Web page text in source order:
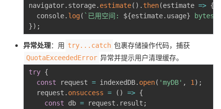
navigator. storage. estimate( ) . then(estimate => {
  console
. log( ` 已用空间: ${estimate. usage} bytes,
}) ;
异常处理：用 try...catch 包裹存储操作代码，捕获
QuotaExceededError 异常并提示用户清理缓存。
try {
const request = indexedDB. open( 'myDB' , 1 ) ;
  request
. onsuccess = ( ) => {
const db = request . result ;